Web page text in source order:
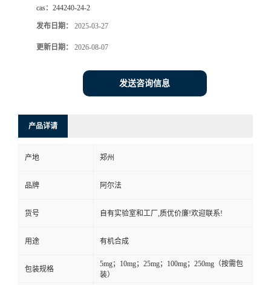
言
cas： 244240-24-2
发布日期： 2025-03-27
更新日期： 2026-08-07
发送咨询信息
产品详请
产地 郑州
品牌 阿尔法
货号 自有实验室和工厂,质优价廉!欢迎联系!
用途 有机合成
包装规格
5mg；10mg；25mg；100mg；250mg（按需包
装）